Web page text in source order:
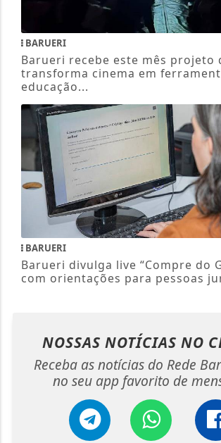
BARUERI
Barueri recebe este mês projeto
transforma cinema em
educação...
BARUERI
Barueri divulga live “Compre do
com orientações para pessoas
NOSSAS NOTÍCIAS NO
Receba as notícias do Rede
no seu app favorito de